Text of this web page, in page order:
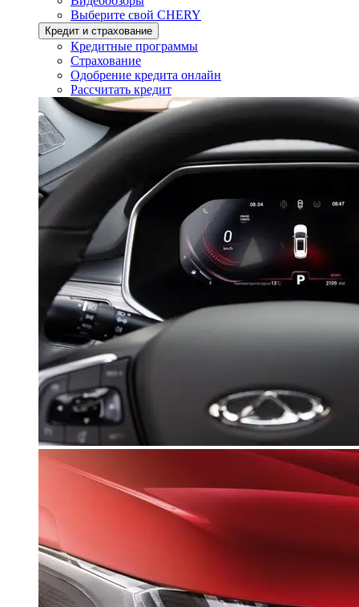
Выберите свой CHERY
Кредит и страхование
Кредитные программы
Страхование
Одобрение кредита онлайн
Рассчитать кредит